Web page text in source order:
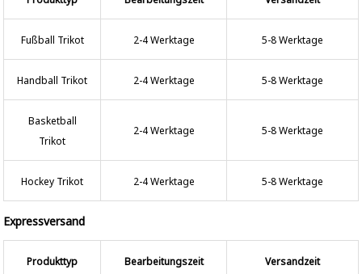
Fußball Trikot 2-4 Werktage 5-8 Werktage
Handball Trikot 2-4 Werktage 5-8 Werktage
Basketball
Trikot
2-4 Werktage 5-8 Werktage
Hockey Trikot 2-4 Werktage 5-8 Werktage
Expressversand
Produkttyp Bearbeitungszeit Versandzeit